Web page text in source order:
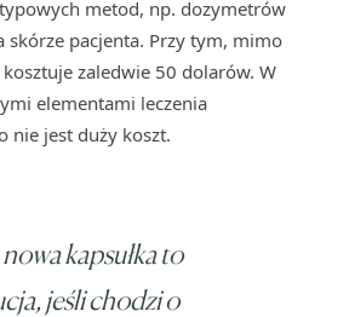
metod, np. dozymetrów
skórze pacjenta. Przy tym, mimo
zaledwie 50 dolarów. W
elementami leczenia
nie jest duży koszt.
kapsułka to
jeśli chodzi o